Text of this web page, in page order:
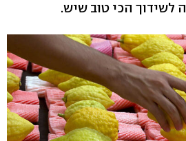
לשידוך הכי טוב שיש.